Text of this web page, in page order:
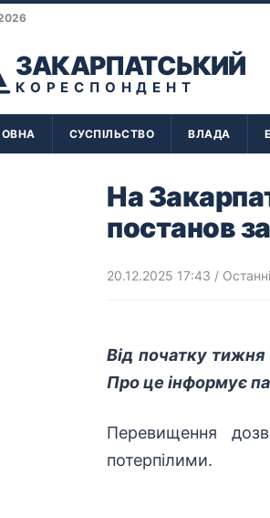
ЗАКАРПАТСЬКИЙ
КОРЕСПОНДЕНТ
СУСПІЛЬСТВО ВЛАДА
На
постанов
20.12.2025 17:43 /
Від початку тижня
Про це інформує
Перевищення
потерпілими.